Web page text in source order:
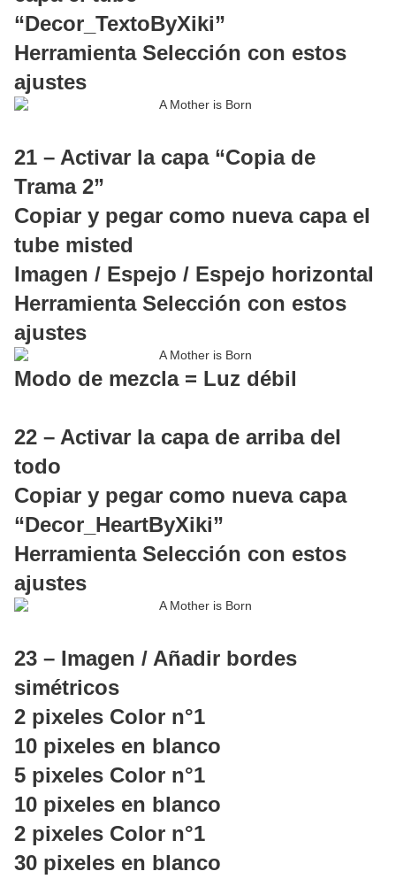
“Decor_TextoByXiki”
Herramienta Selección con estos
ajustes
21 – Activar la capa “Copia de
Trama 2”
Copiar y pegar como nueva capa el
tube misted
Imagen / Espejo / Espejo horizontal
Herramienta Selección con estos
ajustes
Modo de mezcla = Luz débil
22 – Activar la capa de arriba del
todo
Copiar y pegar como nueva capa
“Decor_HeartByXiki”
Herramienta Selección con estos
ajustes
23 – Imagen / Añadir bordes
simétricos
2 pixeles Color n°1
10 pixeles en blanco
5 pixeles Color n°1
10 pixeles en blanco
2 pixeles Color n°1
30 pixeles en blanco